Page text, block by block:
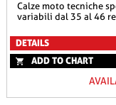
calze moto tecniche sportive invernali arancioni xtech taglie
variabili dal 35 al 46
DETAILS
ADD TO CHART